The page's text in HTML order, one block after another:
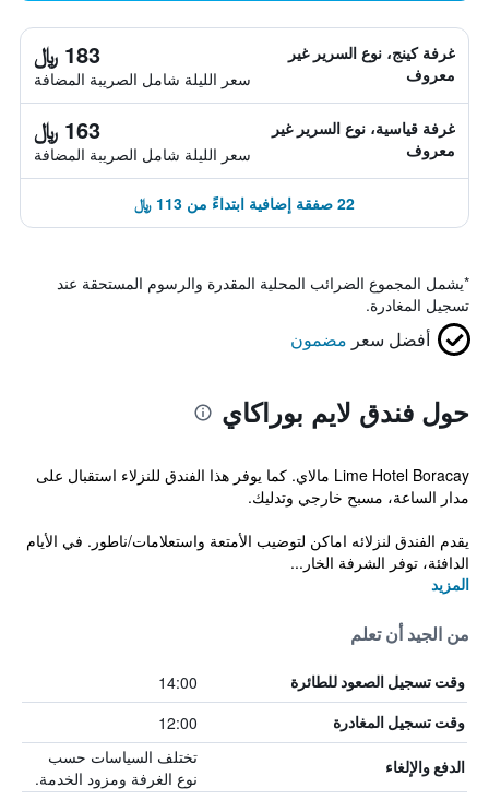
غرفة كينج، نوع السرير غير
معروف
183 ﷼
سعر الليلة شامل الصريبة المضافة
غرفة قياسية، نوع السرير غير
معروف
163 ﷼
سعر الليلة شامل الصريبة المضافة
22 صفقة إضافية ابتداءً من 113 ﷼
*يشمل المجموع الضرائب المحلية المقدرة والرسوم المستحقة عند
تسجيل المغادرة.
أفضل سعر مضمون
حول فندق لايم بوراكاي
Lime Hotel Boracay مالاي. كما يوفر هذا الفندق للنزلاء استقبال على
مدار الساعة، مسبح خارجي وتدليك.
يقدم الفندق لنزلائه اماكن لتوضيب الأمتعة واستعلامات/ناطور. في الأيام
الدافئة، توفر الشرفة الخار...
المزيد
من الجيد أن تعلم
وقت تسجيل الصعود للطائرة 14:00
وقت تسجيل المغادرة 12:00
الدفع والإلغاء
تختلف السياسات حسب
نوع الغرفة ومزود الخدمة.